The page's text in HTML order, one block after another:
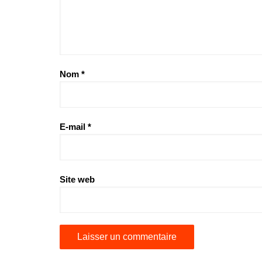
Nom *
E-mail *
Site web